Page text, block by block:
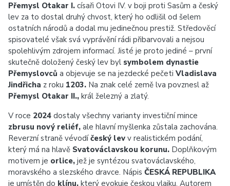
Přemysl Otakar I. císaři Otovi IV. v boji proti Sasům a český
lev za to dostal druhý chvost, který ho odlišil od šelem
ostatních národů a dodal mu jedinečnou prestiž. Středověcí
spisovatelé však svá vyprávění rádi přibarvovali a nejsou
spolehlivým zdrojem informací. Jisté je proto jediné – první
skutečně doložený český lev byl symbolem dynastie
Přemyslovců a objevuje se na jezdecké pečeti Vladislava
Jindřicha z roku 1203. Na znak celé země lva povznesl až
Přemysl Otakar II., král železný a zlatý.
V roce 2024 dostaly všechny varianty investiční mince
zbrusu nový reliéf, ale hlavní myšlenka zůstala zachována.
Reverzní straně vévodíčeský lev v realistickém podání,
který má na hlavě Svatováclavskou korunu. Doplňkovým
motivem je orlice, jež je syntézou svatováclavského,
moravského a slezského dravce. Nápis ČESKÁ REPUBLIKA
je umístěn do klínu, který evokuje českou vlajku. Autorem